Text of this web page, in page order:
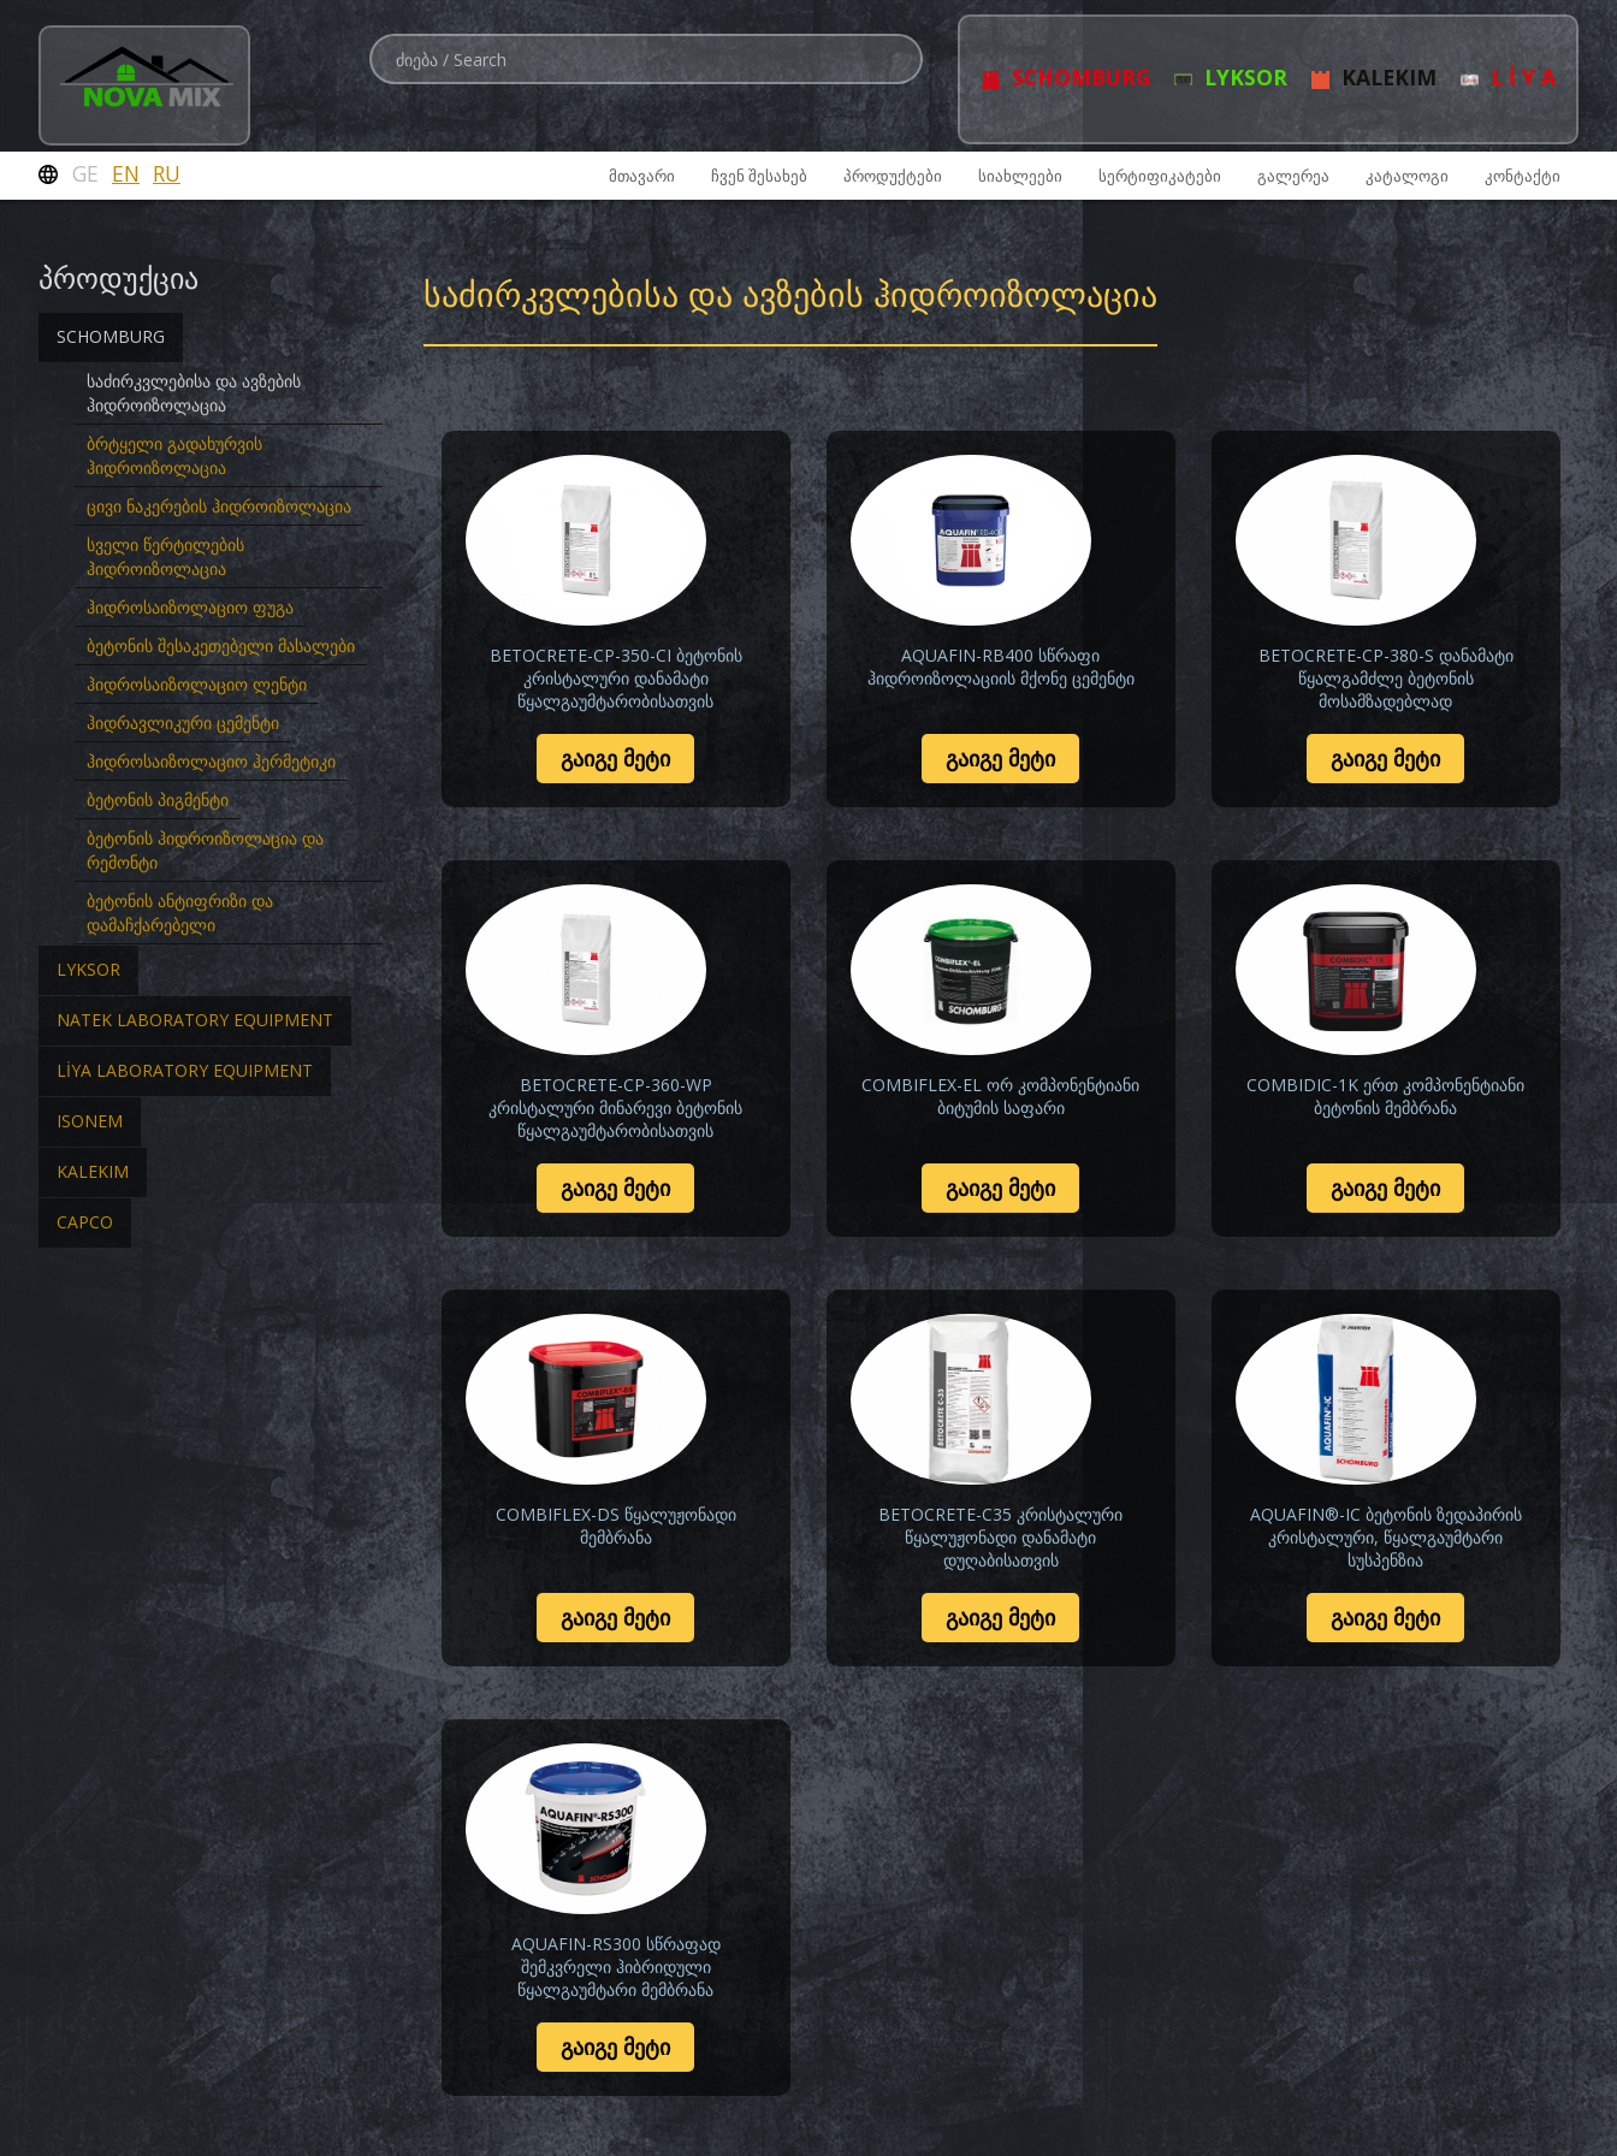
SCHOMBURG LYKSOR KALEKIM L İ Y A
GE EN RU ᲛᲗᲐᲕᲐᲠᲘ ᲩᲕᲔᲜ ᲨᲔᲡᲐᲮᲔᲑ ᲞᲠᲝᲓᲣᲥᲢᲔᲑᲘ ᲡᲘᲐᲮᲚᲔᲔᲑᲘ ᲡᲔᲠᲢᲘᲤᲘᲙᲐᲢᲔᲑᲘ ᲒᲐᲚᲔᲠᲔᲐ ᲙᲐᲢᲐᲚᲝᲒᲘ ᲙᲝᲜᲢᲐᲥᲢᲘ
პროდუქცია
SCHOMBURG
საძირკვლებისა და ავზების
ჰიდროიზოლაცია
ბრტყელი გადახურვის
ჰიდროიზოლაცია
ცივი ნაკერების ჰიდროიზოლაცია
სველი წერტილების
ჰიდროიზოლაცია
ჰიდროსაიზოლაციო ფუგა
ბეტონის შესაკეთებელი მასალები
ჰიდროსაიზოლაციო ლენტი
ჰიდრავლიკური ცემენტი
ჰიდროსაიზოლაციო ჰერმეტიკი
ბეტონის პიგმენტი
ბეტონის ჰიდროიზოლაცია და
რემონტი
ბეტონის ანტიფრიზი და
დამაჩქარებელი
LYKSOR
NATEK LABORATORY EQUIPMENT
LİYA LABORATORY EQUIPMENT
ISONEM
KALEKIM
CAPCO
ᲡᲐᲫᲘᲠᲙᲕᲚᲔᲑᲘᲡᲐ ᲓᲐ ᲐᲕᲖᲔᲑᲘᲡ ᲰᲘᲓᲠᲝᲘᲖᲝᲚᲐᲪᲘᲐ
BETOCRETE-CP-350-CI ბეტონის
კრისტალური დანამატი
წყალგაუმტარობისათვის
ᲒᲐᲘᲒᲔ ᲛᲔᲢᲘ
AQUAFIN-RB400 სწრაფი
ჰიდროიზოლაციის მქონე ცემენტი
ᲒᲐᲘᲒᲔ ᲛᲔᲢᲘ
BETOCRETE-CP-380-S დანამატი
წყალგამძლე ბეტონის
მოსამზადებლად
ᲒᲐᲘᲒᲔ ᲛᲔᲢᲘ
BETOCRETE-CP-360-WP
კრისტალური მინარევი ბეტონის
წყალგაუმტარობისათვის
ᲒᲐᲘᲒᲔ ᲛᲔᲢᲘ
COMBIFLEX-EL ორ კომპონენტიანი
ბიტუმის საფარი
ᲒᲐᲘᲒᲔ ᲛᲔᲢᲘ
COMBIDIC-1K ერთ კომპონენტიანი
ბეტონის მემბრანა
ᲒᲐᲘᲒᲔ ᲛᲔᲢᲘ
COMBIFLEX-DS წყალუჟონადი
მემბრანა
ᲒᲐᲘᲒᲔ ᲛᲔᲢᲘ
BETOCRETE-C35 კრისტალური
წყალუჟონადი დანამატი
დუღაბისათვის
ᲒᲐᲘᲒᲔ ᲛᲔᲢᲘ
AQUAFIN®-IC ბეტონის ზედაპირის
კრისტალური, წყალგაუმტარი
სუსპენზია
ᲒᲐᲘᲒᲔ ᲛᲔᲢᲘ
AQUAFIN-RS300 სწრაფად
შემკვრელი ჰიბრიდული
წყალგაუმტარი მემბრანა
ᲒᲐᲘᲒᲔ ᲛᲔᲢᲘ